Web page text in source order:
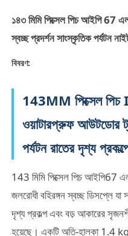
বাড়ি
পণ্য
আমাদের সম্পর্কে
১৪৩ মিমি পিক্সেল পিচ আইপি 67
স্বচ্ছ প্রদর্শন সাংস্কৃতিক পর্যটন
বিবরণ:
143MM পিক্সেল পিচ
ওয়াটারপ্রুফ আউটডোর
পর্যটন রাতের দৃশ্য
143 মিমি পিক্সেল পিচ আইপি67
জলরোধী বহিরঙ্গন স্বচ্ছ ডিসপ্লে যা
দৃশ্য প্রকল্প এবং বড় আকারের
হয়েছে। একটি অতি-হালকা 1.4